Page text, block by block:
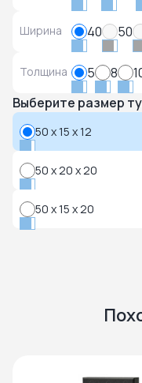
Ширина 40 50
Толщина 5 8
Выберите размер
50 x 15 x 12
50 x 20 x 20
50 x 15 x 20